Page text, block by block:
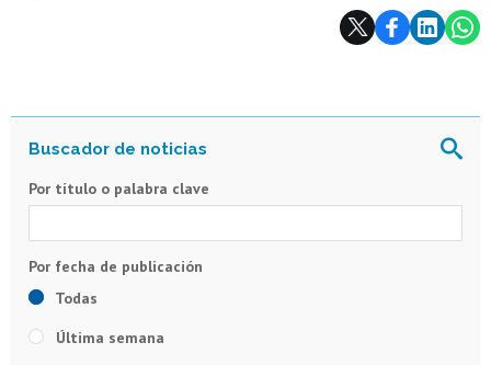
Por título o palabra clave
Todas
Última semana